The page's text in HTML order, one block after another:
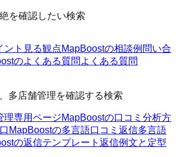
を確認したい検索
ント 見る観点MapBoostの相談例 問い合
のよくある質問 よくある質問
多店舗管理を確認する検索
理専用ページMapBoostの口コミ分析方
MapBoostの多言語口コミ返信多言語
の返信テンプレート 返信例文と定型